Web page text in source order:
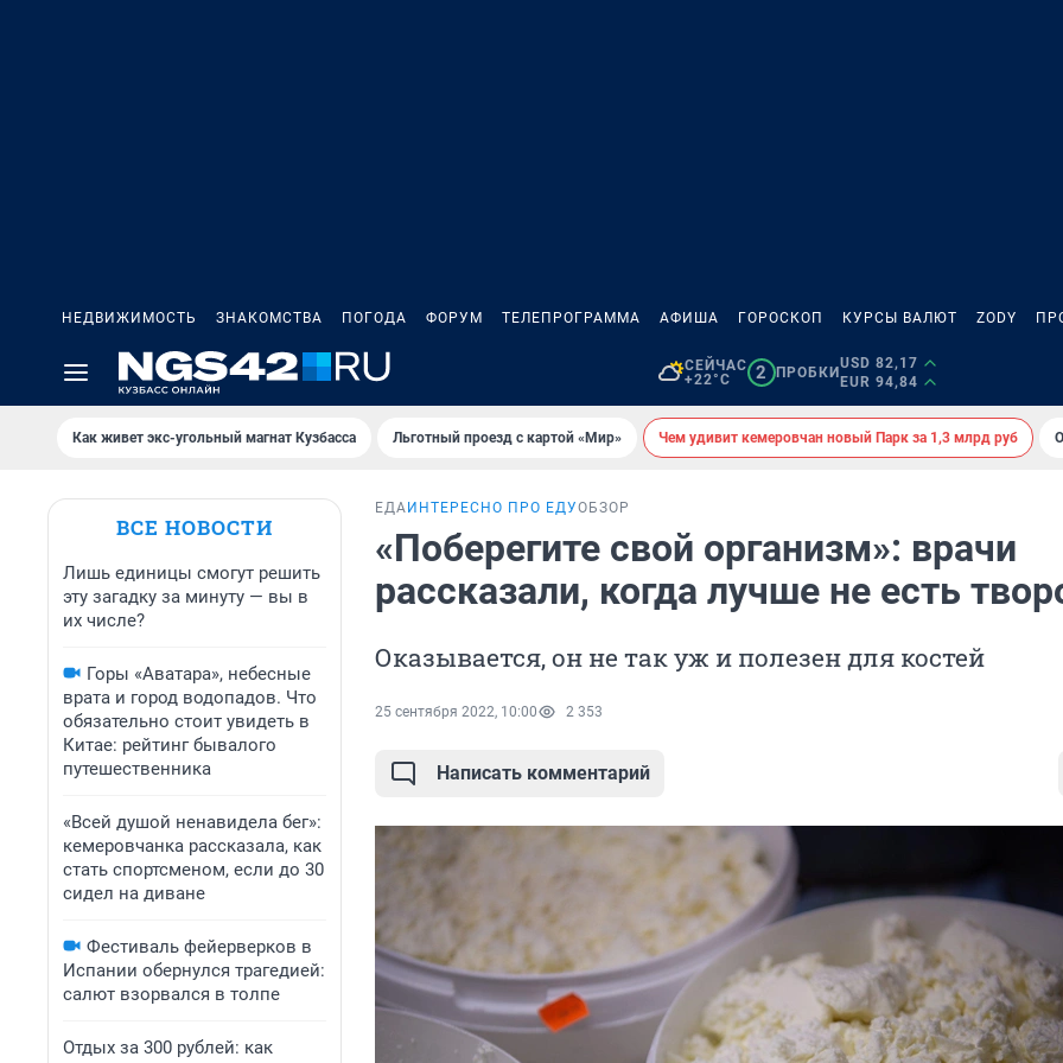
НЕДВИЖИМОСТЬ ЗНАКОМСТВА ПОГОДА ФОРУМ ТЕЛЕПРОГРАММА АФИША ГОРОСКОП КУРСЫ ВАЛЮТ ZODY
СЕЙЧАС
+22°C
2 ПРОБКИ
USD 82,17
EUR 94,84
Как живет экс-угольный магнат Кузбасса Льготный проезд с картой «Мир» Чем удивит кемеровчан новый Парк за 1,3 млрд руб
ВСЕ НОВОСТИ
Лишь единицы смогут решить
эту загадку за минуту — вы в
их числе?
Горы «Аватара», небесные
врата и город водопадов. Что
обязательно стоит увидеть в
Китае: рейтинг бывалого
путешественника
«Всей душой ненавидела бег»:
кемеровчанка рассказала, как
стать спортсменом, если до 30
сидел на диване
Фестиваль фейерверков в
Испании обернулся трагедией:
салют взорвался в толпе
Отдых за 300 рублей: как
ЕДА ИНТЕРЕСНО ПРО ЕДУОБЗОР
«Поберегите свой организм»: врачи
рассказали, когда лучше не есть
Оказывается, он не так уж и полезен для костей
25 сентября 2022, 10:00 2 353
Написать комментарий